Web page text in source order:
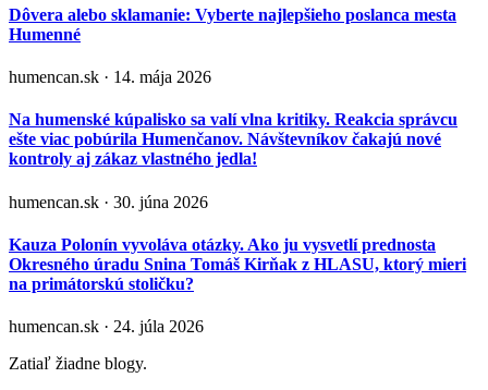
Dôvera alebo sklamanie: Vyberte najlepšieho poslanca mesta
Humenné
humencan.sk · 14. mája 2026
Na humenské kúpalisko sa valí vlna kritiky. Reakcia správcu
ešte viac pobúrila Humenčanov. Návštevníkov čakajú nové
kontroly aj zákaz vlastného jedla!
humencan.sk · 30. júna 2026
Kauza Polonín vyvoláva otázky. Ako ju vysvetlí prednosta
Okresného úradu Snina Tomáš Kirňak z HLASU, ktorý mieri
na primátorskú stoličku?
humencan.sk · 24. júla 2026
Zatiaľ žiadne blogy.